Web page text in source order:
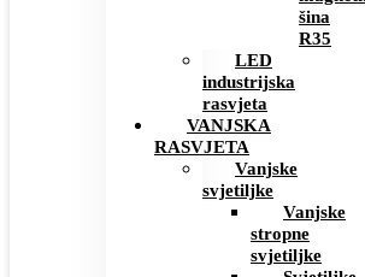
šina
R35
LED
industrijska
rasvjeta
VANJSKA
RASVJETA
Vanjske
svjetiljke
Vanjske
stropne
svjetiljke